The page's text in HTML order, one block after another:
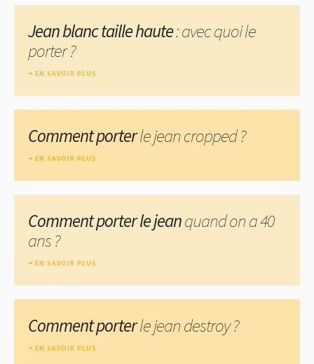
Jean blanc taille haute: avec quoi le
porter ?
EN SAVOIR PLUS
Comment porterle jean cropped ?
EN SAVOIR PLUS
Comment porter le jeanquand on a 40
ans ?
EN SAVOIR PLUS
Comment porterle jean destroy ?
EN SAVOIR PLUS